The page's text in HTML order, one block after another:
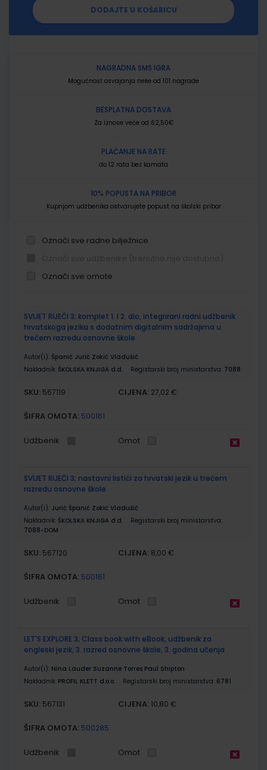
DODAJTE U KOŠARICU
NAGRADNA SMS IGRA
Mogućnost osvajanja neke od 101 nagrade
BESPLATNA DOSTAVA
Za iznose veće od 62,50€
PLAĆANJE NA RATE
do 12 rata bez kamata
10% POPUSTA NA PRIBOR
Kupnjom udžbenika ostvarujete popust na školski pribor
Označi sve radne bilježnice
Označi sve omote
proizvodi
SVIJET RIJEČI 3; komplet 1. I 2. dio, integrirani radni udžbenik
hrvatskoga jezika s dodatnim digitalnim sadržajima u
trećem razredu osnovne škole
Autor(i): Španić Jurić Zokić Vladušić
Nakladnik: ŠKOLSKA KNJIGA d.d. Registarski broj ministarstva: 7088
SKU: 567119 CIJENA: 27,02 €
ŠIFRA OMOTA: 500161
Udžbenik Omot
SVIJET RIJEČI 3; nastavni listići za hrvatski jezik u trećem
razredu osnovne škole
Autor(i): Jurić Španić Zokić Vladušić
Nakladnik: ŠKOLSKA KNJIGA d.d.
Registarski broj ministarstva:
7088-DOM
SKU: 567120 CIJENA: 8,00 €
ŠIFRA OMOTA: 500161
Udžbenik Omot
LET'S EXPLORE 3; Class book with eBook, udžbenik za
engleski jezik, 3. razred osnovne škole, 3. godina učenja
Autor(i): Nina Lauder Suzanne Torres Paul Shipton
Nakladnik: PROFIL KLETT d.o.o. Registarski broj ministarstva: 6781
SKU: 567131 CIJENA: 10,80 €
ŠIFRA OMOTA: 500285
Udžbenik Omot